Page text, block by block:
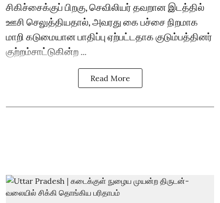
சிகிச்சைக்குப் பிறகு, செவிலியர் தவறான இடத்தில்
ஊசி செலுத்தியதால், அவரது கை பச்சை நிறமாக
மாறி கடுமையான பாதிப்பு ஏற்பட்டதாக குடும்பத்தினர்
குற்றம்சாட்டுகின்ற ...
Read More